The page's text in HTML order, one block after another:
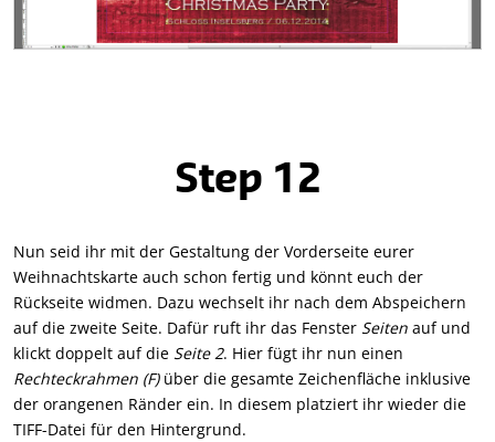
Step 12
Nun seid ihr mit der Gestaltung der Vorderseite eurer
Weihnachtskarte auch schon fertig und könnt euch der
Rückseite widmen. Dazu wechselt ihr nach dem Abspeichern
auf die zweite Seite. Dafür ruft ihr das Fenster Seiten auf und
klickt doppelt auf die Seite 2. Hier fügt ihr nun einen
Rechteckrahmen (F)über die gesamte Zeichenfläche inklusive
der orangenen Ränder ein. In diesem platziert ihr wieder die
TIFF-Datei für den Hintergrund.